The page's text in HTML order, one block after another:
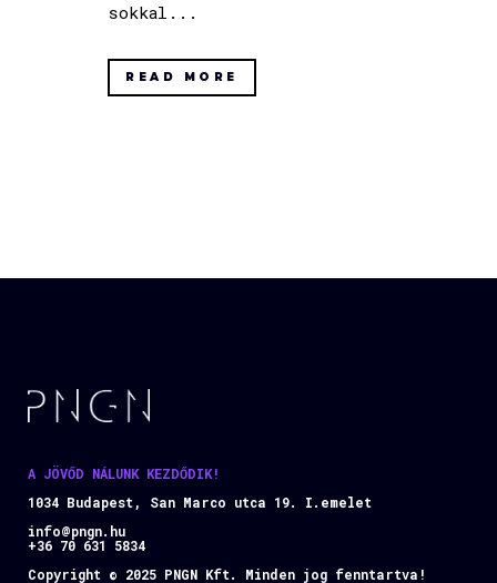
sokkal...
READ MORE
A JÖVŐD NÁLUNK KEZDŐDIK!
1034 Budapest, San Marco utca 19. I.emelet
info@pngn.hu
+36 70 631 5834
Copyright © 2025 PNGN Kft. Minden jog fenntartva!